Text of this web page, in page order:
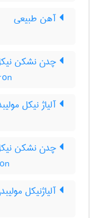
آهن طبیعی
چدن نشکن
آلیاژ نیکل
چدن نشکن
آلیاژنیکل